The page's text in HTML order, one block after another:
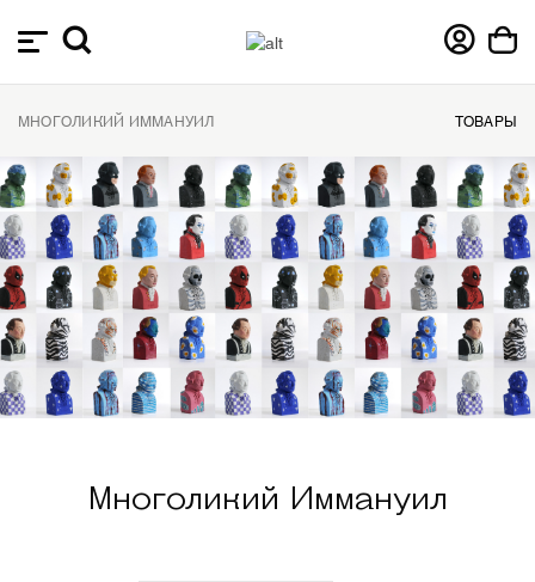
МНОГОЛИКИЙ ИММАНУИЛ ТОВАРЫ
Многоликий Иммануил